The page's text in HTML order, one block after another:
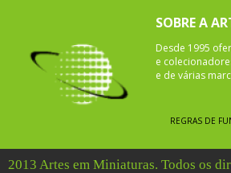
SOBRE A
Desde 1995
e
e de várias
REGRAS DE
2013 Artes em Miniaturas. Todos os